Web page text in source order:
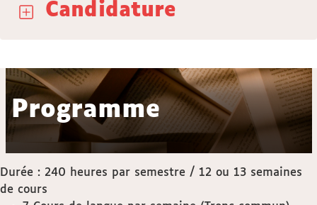
Candidature
Programme
Durée : 240 heures par semestre / 12 ou 13 semaines
de cours